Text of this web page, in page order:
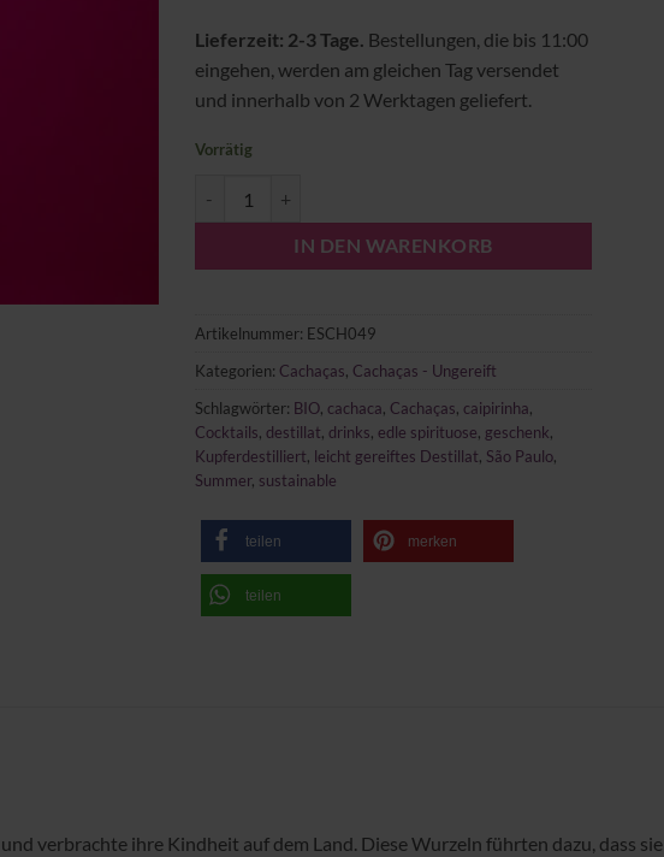
Lieferzeit: 2-3 Tage. Bestellungen, die bis 11:00
eingehen, werden am gleichen Tag versendet
und innerhalb von 2 Werktagen geliefert.
Vorrätig
IN DEN WARENKORB
Artikelnummer: ESCH049
Kategorien: Cachaças, Cachaças - Ungereift
Schlagwörter: BIO, cachaca, Cachaças, caipirinha,
Cocktails, destillat, drinks, edle spirituose, geschenk,
Kupferdestilliert, leicht gereiftes Destillat, São Paulo,
Summer, sustainable
teilen merken
teilen
verbrachte ihre Kindheit auf dem Land. Diese Wurzeln führten dazu, dass sie